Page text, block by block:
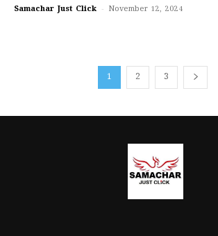
Samachar Just Click - November 12, 2024
1 2 3